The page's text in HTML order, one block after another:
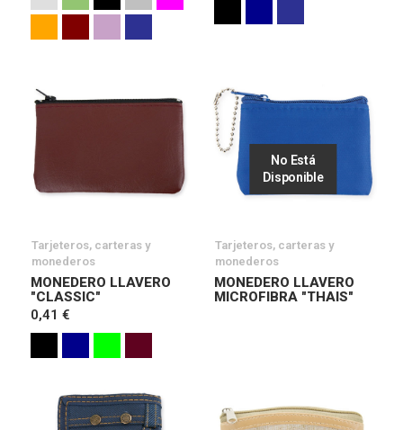
Tarjeteros, carteras y
monederos
MONEDERO LLAVERO
"CLASSIC"
0,41 €
No Está
Disponible
Tarjeteros, carteras y
monederos
MONEDERO LLAVERO
MICROFIBRA "THAIS"